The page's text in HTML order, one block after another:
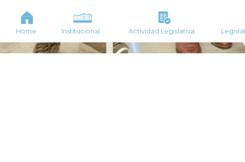
Home Institucional Actividad Legislativa